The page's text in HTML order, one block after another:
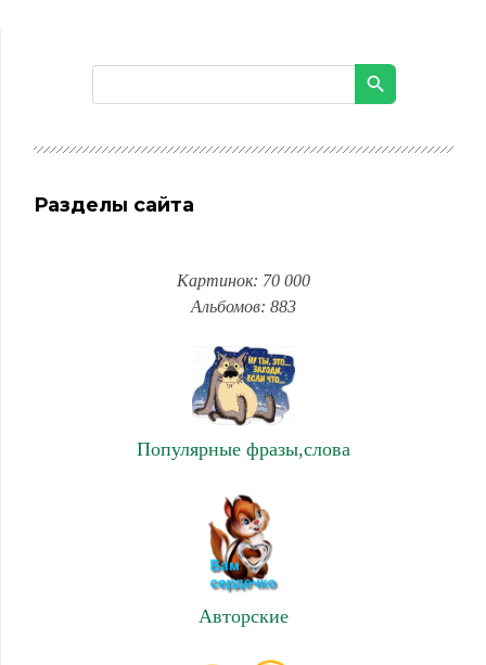
Разделы сайта
Картинок: 70 000
Альбомов: 883
Популярные фразы,слова
Авторские